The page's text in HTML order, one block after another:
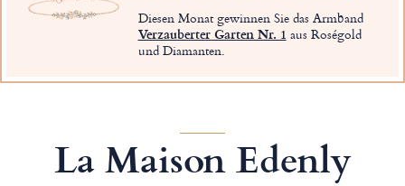
Diesen Monat gewinnen Sie das Armband
Verzauberter Garten Nr. 1 aus Roségold
und Diamanten.
La Maison Edenly